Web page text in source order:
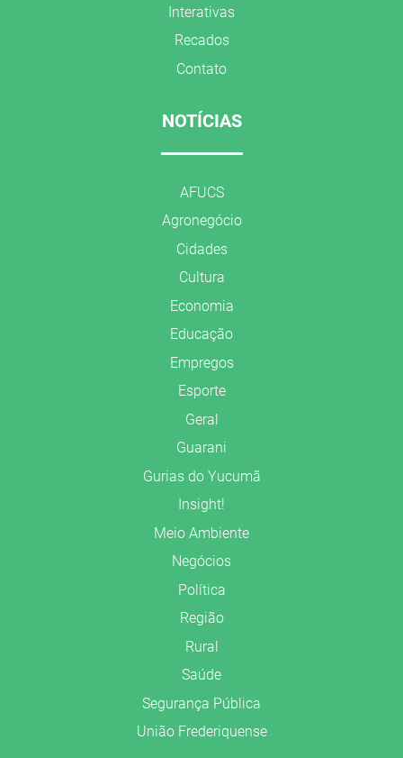
Interativas
Recados
Contato
NOTÍCIAS
AFUCS
Agronegócio
Cidades
Cultura
Economia
Educação
Empregos
Esporte
Geral
Guarani
Gurias do Yucumã
Insight!
Meio Ambiente
Negócios
Política
Região
Rural
Saúde
Segurança Pública
União Frederiquense